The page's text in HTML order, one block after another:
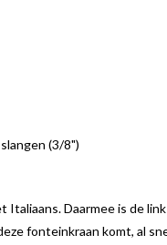
(3/8")
Italiaans. Daarmee is de
fonteinkraan komt, al